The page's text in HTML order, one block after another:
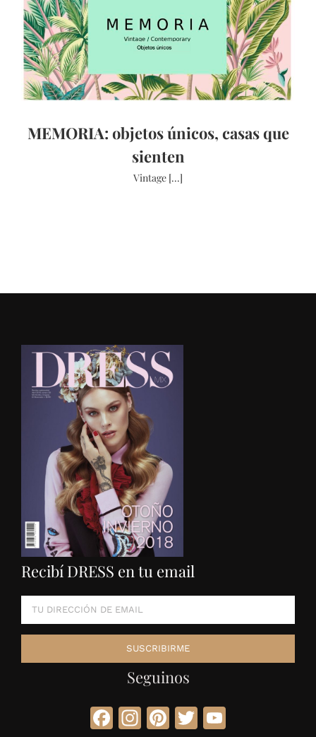
MEMORIA: objetos únicos, casas que
sienten
Vintage [...]
Recibí DRESS en tu email
Seguinos
Facebook
Instagram
Pinterest
Twitter